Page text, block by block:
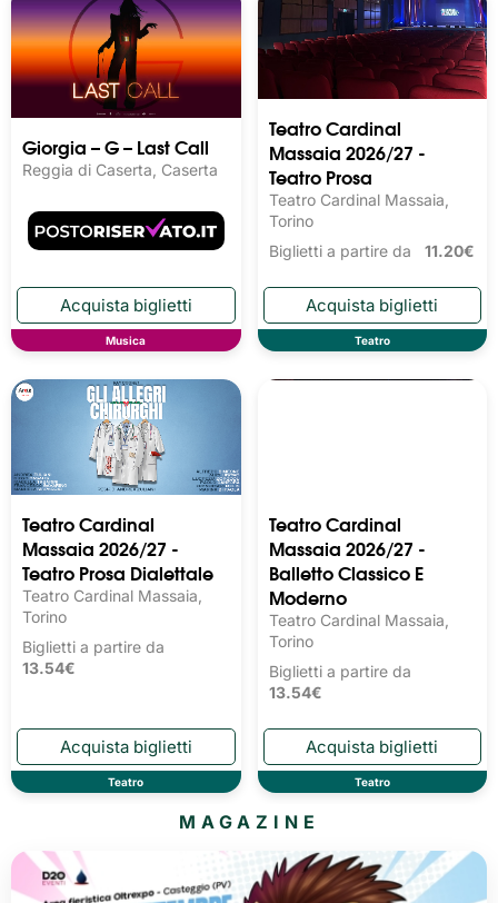
Giorgia – G – Last Call
Reggia di Caserta, Caserta
Musica
Teatro Cardinal
Massaia 2026/27 -
Teatro Prosa
Teatro Cardinal Massaia,
Torino
Biglietti a partire da 11.20€
Teatro
Teatro Cardinal
Massaia 2026/27 -
Teatro Prosa Dialettale
Teatro Cardinal Massaia,
Torino
Biglietti a partire da
13.54€
Teatro
Teatro Cardinal
Massaia 2026/27 -
Balletto Classico E
Moderno
Teatro Cardinal Massaia,
Torino
Biglietti a partire da
13.54€
Teatro
MAGAZINE